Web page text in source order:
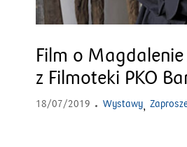
Film o
z Filmoteki PKO
18/07/2019 Wystawy,